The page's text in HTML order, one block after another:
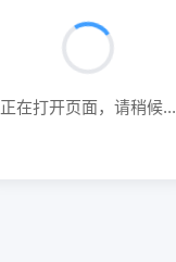
正在打开页面，请稍候...